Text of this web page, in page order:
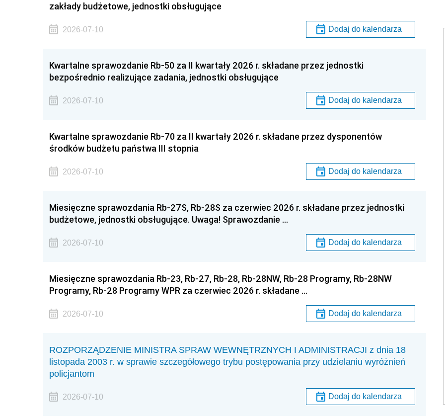
zakłady budżetowe, jednostki obsługujące
2026-07-10 Dodaj do kalendarza
Kwartalne sprawozdanie Rb-50 za II kwartały 2026 r. składane przez jednostki
bezpośrednio realizujące zadania, jednostki obsługujące
2026-07-10 Dodaj do kalendarza
Kwartalne sprawozdanie Rb-70 za II kwartały 2026 r. składane przez dysponentów
środków budżetu państwa III stopnia
2026-07-10 Dodaj do kalendarza
Miesięczne sprawozdania Rb-27S, Rb-28S za czerwiec 2026 r. składane przez jednostki
budżetowe, jednostki obsługujące. Uwaga! Sprawozdanie …
2026-07-10 Dodaj do kalendarza
Miesięczne sprawozdania Rb-23, Rb-27, Rb-28, Rb-28NW, Rb-28 Programy, Rb-28NW
Programy, Rb-28 Programy WPR za czerwiec 2026 r. składane …
2026-07-10 Dodaj do kalendarza
ROZPORZĄDZENIE MINISTRA SPRAW WEWNĘTRZNYCH I ADMINISTRACJI z dnia 18
listopada 2003 r. w sprawie szczegółowego trybu postępowania przy udzielaniu wyróżnień
policjantom
2026-07-10 Dodaj do kalendarza